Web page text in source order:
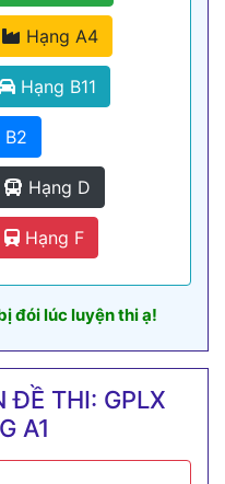
Hạng A4
Hạng B11
B2
Hạng D
Hạng F
đói lúc luyện thi ạ!
ĐỀ THI: GPLX
A1